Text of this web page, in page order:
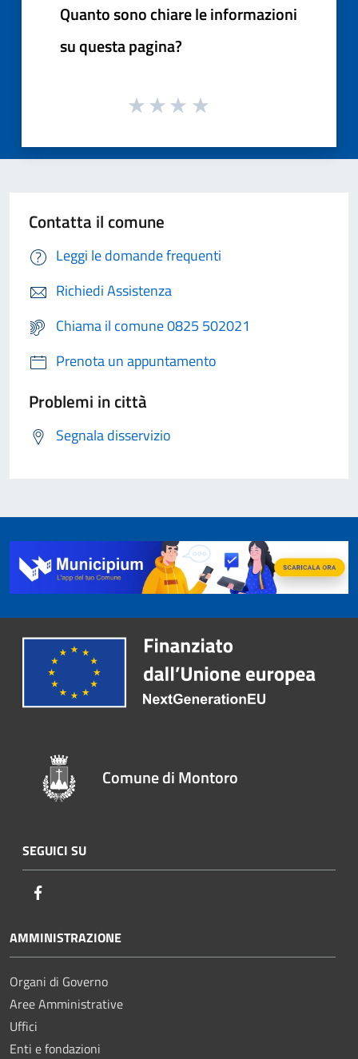
Quanto sono chiare le informazioni
su questa pagina?
Contatta il comune
Leggi le domande frequenti
Richiedi Assistenza
Chiama il comune 0825 502021
Prenota un appuntamento
Problemi in città
Segnala disservizio
Comune di Montoro
SEGUICI SU
AMMINISTRAZIONE
Organi di Governo
Aree Amministrative
Uffici
Enti e fondazioni